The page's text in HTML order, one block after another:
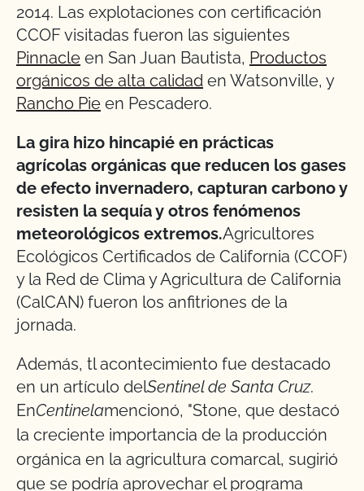
2014. Las explotaciones con certificación
CCOF visitadas fueron las siguientes
Pinnacle en San Juan Bautista, Productos
orgánicos de alta calidad en Watsonville, y
Rancho Pie en Pescadero.
La gira hizo hincapié en prácticas
agrícolas orgánicas que reducen los gases
de efecto invernadero, capturan carbono y
resisten la sequía y otros fenómenos
meteorológicos extremos.Agricultores
Ecológicos Certificados de California (CCOF)
y la Red de Clima y Agricultura de California
(CalCAN) fueron los anfitriones de la
jornada.
Además, tl acontecimiento fue destacado
en un artículo delSentinel de Santa Cruz.
EnCentinelamencionó, "Stone, que destacó
la creciente importancia de la producción
orgánica en la agricultura comarcal, sugirió
que se podría aprovechar el programa